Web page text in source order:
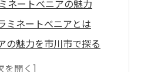
ネートべニアの魅力
ミネートべニアとは
の魅力を市川市で探る
るべニアの特徴